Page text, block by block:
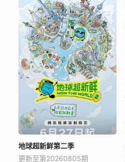
地球超新鲜第二季
更新至第20260805期